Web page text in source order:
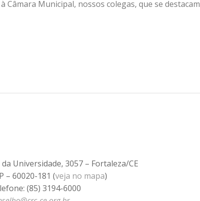
Municipal, nossos colegas, que se destacam
da Universidade, 3057 – Fortaleza/CE
– 60020-181 (veja no mapa)
(85) 3194-6000